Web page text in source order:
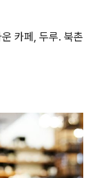
카페, 두루. 북촌